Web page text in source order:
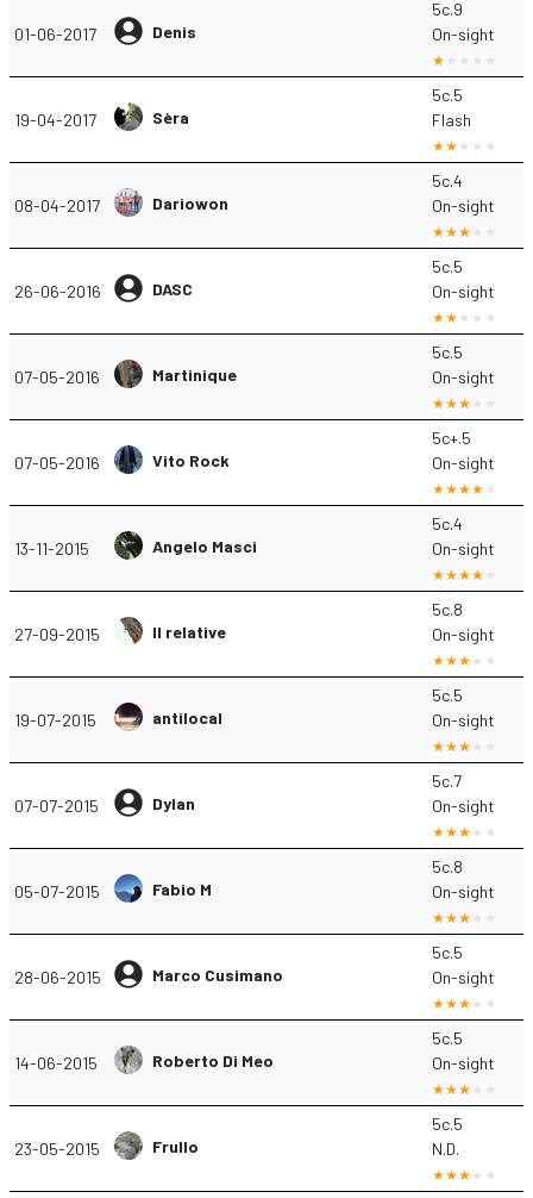
01-06-2017 Denis
5c.9
On-sight
19-04-2017 Sèra
5c.5
Flash
08-04-2017 Dariowon
5c.4
On-sight
26-06-2016 DASC
5c.5
On-sight
07-05-2016 Martinique
5c.5
On-sight
07-05-2016 Vito Rock
5c+.5
On-sight
13-11-2015 Angelo Masci
5c.4
On-sight
27-09-2015 Il relative
5c.8
On-sight
19-07-2015 antilocal
5c.5
On-sight
07-07-2015 Dylan
5c.7
On-sight
05-07-2015 Fabio M
5c.8
On-sight
28-06-2015 Marco Cusimano
5c.5
On-sight
14-06-2015 Roberto Di Meo
5c.5
On-sight
23-05-2015 Frullo
5c.5
N.D.